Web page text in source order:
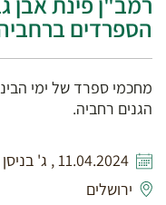
הספרדים
מחכמי ספרד של ימי
הגנים רחביה.
11.04.2024 , ג' בניסן תשפ"ד
ירושלים